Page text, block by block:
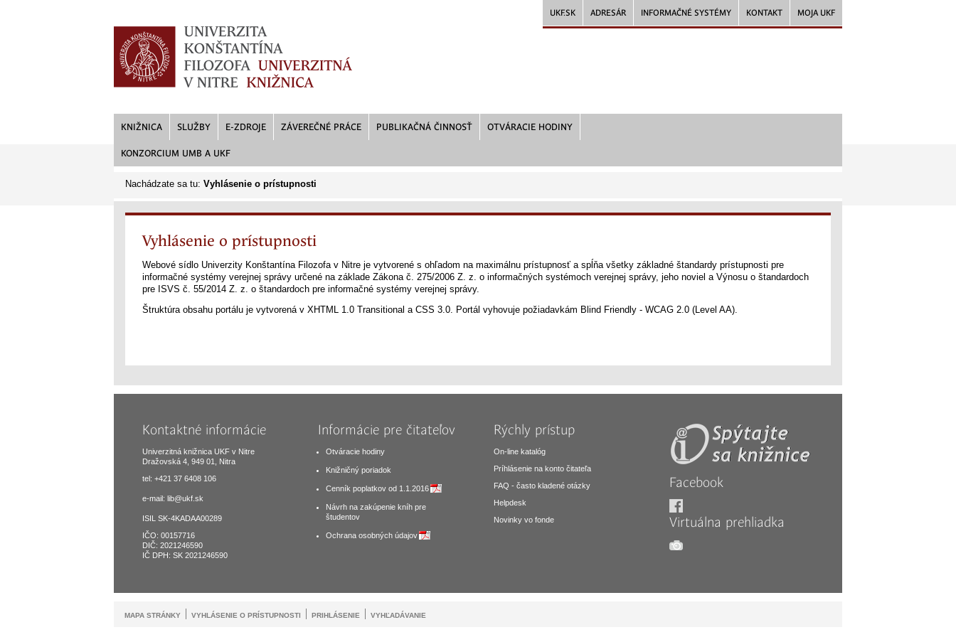
UKF.SK ADRESÁR INFORMAČNÉ SYSTÉMY KONTAKT MOJA UKF
KNIŽNICA SLUŽBY E-ZDROJE ZÁVEREČNÉ PRÁCE PUBLIKAČNÁ ČINNOSŤ OTVÁRACIE HODINY
KONZORCIUM UMB A UKF
Nachádzate sa tu: Vyhlásenie o prístupnosti
Vyhlásenie o prístupnosti
Webové sídlo Univerzity Konštantína Filozofa v Nitre je vytvorené s ohľadom na maximálnu prístupnosť a spĺňa všetky základné štandardy prístupnosti pre
informačné systémy verejnej správy určené na základe Zákona č. 275/2006 Z. z. o informačných systémoch verejnej správy, jeho noviel a Výnosu o štandardoch
pre ISVS č. 55/2014 Z. z. o štandardoch pre informačné systémy verejnej správy.
Štruktúra obsahu portálu je vytvorená v XHTML 1.0 Transitional a CSS 3.0. Portál vyhovuje požiadavkám Blind Friendly - WCAG 2.0 (Level AA).
Kontaktné informácie
Univerzitná knižnica UKF v Nitre
Dražovská 4, 949 01, Nitra
tel: +421 37 6408 106
e-mail: lib@ukf.sk
ISIL SK-4KADAA00289
IČO: 00157716
DIČ: 2021246590
IČ DPH: SK 2021246590
Informácie pre čitateľov
Otváracie hodiny
Knižničný poriadok
Cenník poplatkov od 1.1.2016
Návrh na zakúpenie kníh pre
študentov
Ochrana osobných údajov
Rýchly prístup
On-line katalóg
Príhlásenie na konto čitateľa
FAQ - často kladené otázky
Helpdesk
Novinky vo fonde
Facebook
Virtuálna prehliadka
MAPA STRÁNKY VYHLÁSENIE O PRÍSTUPNOSTI PRIHLÁSENIE VYHĽADÁVANIE